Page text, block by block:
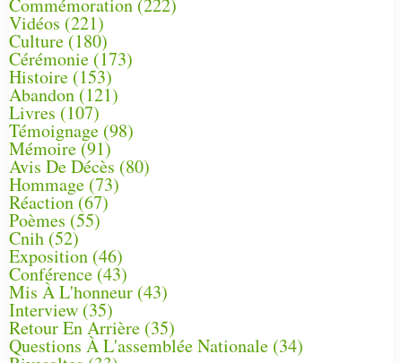
Commémoration (222)
Vidéos (221)
Culture(180)
Cérémonie (173)
Histoire (153)
Abandon(121)
Livres (107)
Témoignage (98)
Mémoire (91)
Avis De Décès (80)
Hommage (73)
Réaction(67)
Poèmes (55)
Cnih (52)
Exposition (46)
Conférence(43)
Mis À L'honneur (43)
Interview (35)
Retour En Arrière (35)
Questions À L'assemblée Nationale (34)